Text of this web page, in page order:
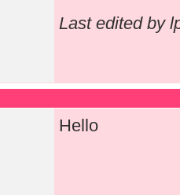
Last edited by
Hello